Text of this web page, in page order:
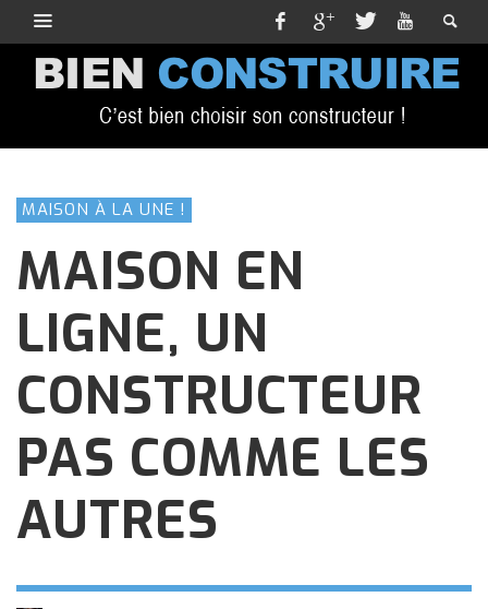
MAISON À LA UNE !
MAISON EN
LIGNE, UN
CONSTRUCTEUR
PAS COMME LES
AUTRES